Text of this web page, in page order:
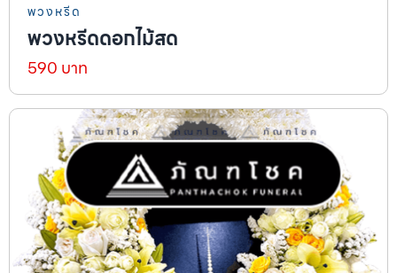
พวงหรีด
พวงหรีดดอกไม้สด
590 บาท